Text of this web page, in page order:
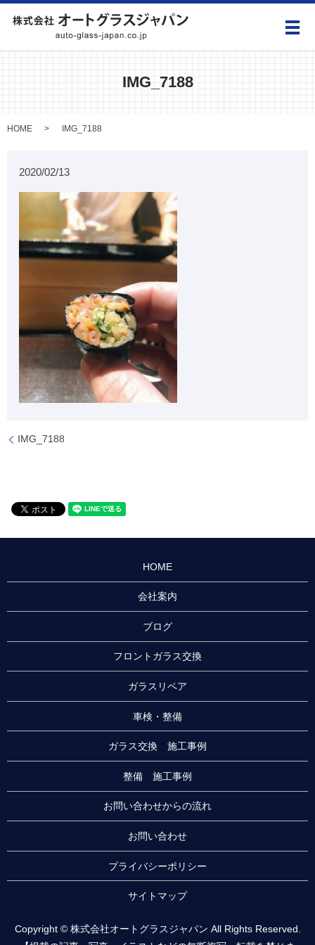
メ
IMG_7188
HOME IMG_7188
2020/02/13
IMG_7188
HOME
会社案内
ブログ
フロントガラス交換
ガラスリペア
車検・整備
ガラス交換 施工事例
整備 施工事例
お問い合わせからの流れ
お問い合わせ
プライバシーポリシー
サイトマップ
Copyright © 株式会社オートグラスジャパン All Rights Reserved.